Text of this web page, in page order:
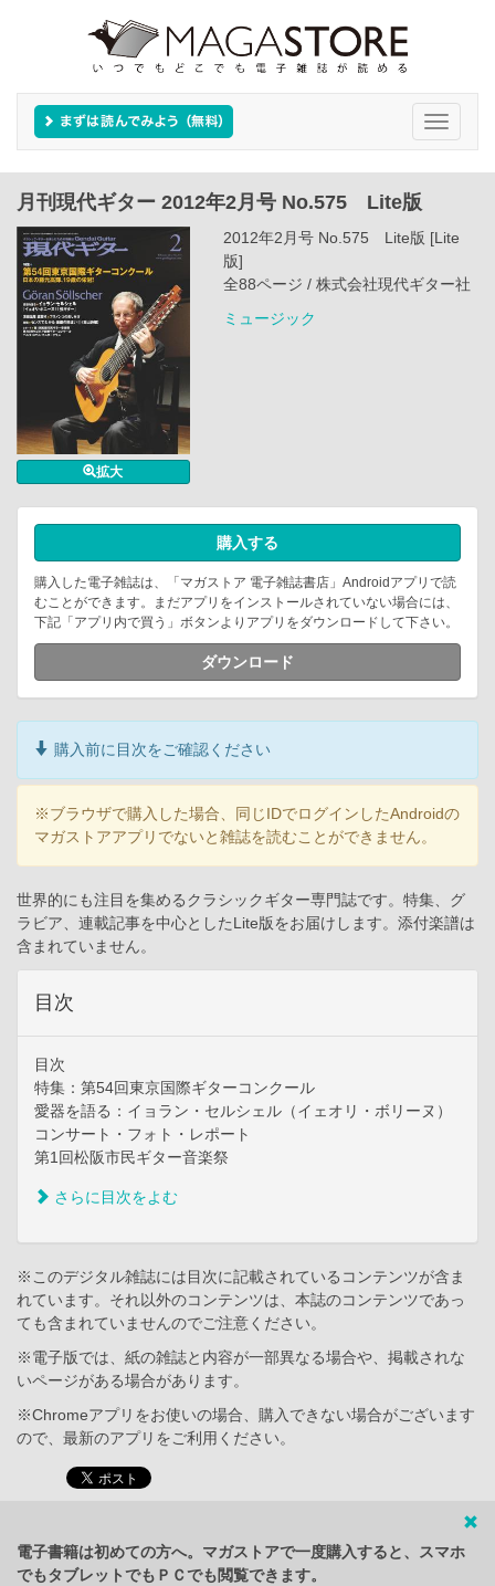
Toggle
月刊現代ギター 2012年2月号 No.575 Lite版
拡大
2012年2月号 No.575 Lite版 [Lite
版]
全88ページ / 株式会社現代ギター社
ミュージック
購入する
購入した電子雑誌は、「マガストア 電子雑誌書店」Androidアプリで読
むことができます。まだアプリをインストールされていない場合には、
下記「アプリ内で買う」ボタンよりアプリをダウンロードして下さい。
ダウンロード
購入前に目次をご確認ください
※ブラウザで購入した場合、同じIDでログインしたAndroidの
マガストアアプリでないと雑誌を読むことができません。
世界的にも注目を集めるクラシックギター専門誌です。特集、グ
ラビア、連載記事を中心としたLite版をお届けします。添付楽譜は
含まれていません。
目次
目次
特集：第54回東京国際ギターコンクール
愛器を語る：イョラン・セルシェル（イェオリ・ボリーヌ）
コンサート・フォト・レポート
第1回松阪市民ギター音楽祭
さらに目次をよむ
※このデジタル雑誌には目次に記載されているコンテンツが含ま
れています。それ以外のコンテンツは、本誌のコンテンツであっ
ても含まれていませんのでご注意ください。
※電子版では、紙の雑誌と内容が一部異なる場合や、掲載されな
いページがある場合があります。
※Chromeアプリをお使いの場合、購入できない場合がございます
ので、最新のアプリをご利用ください。
電子書籍は初めての方へ。マガストアで一度購入すると、スマホ
でもタブレットでもＰＣでも閲覧できます。